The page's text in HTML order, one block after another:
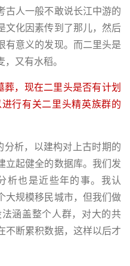
古人一般不敢说长江中游的
文化因素传到了那儿，然后
有意义的发现。而二里头是
又有水稻。
，现在二里头是否有计划
行有关二里头精英族群的
析，以建构对上古时期的
立起健全的数据库。我们发
析也是近些年的事。我认
大规模移民城市，但我们做
涵盖整个人群，对大的共
不断累积数据，这样以后才